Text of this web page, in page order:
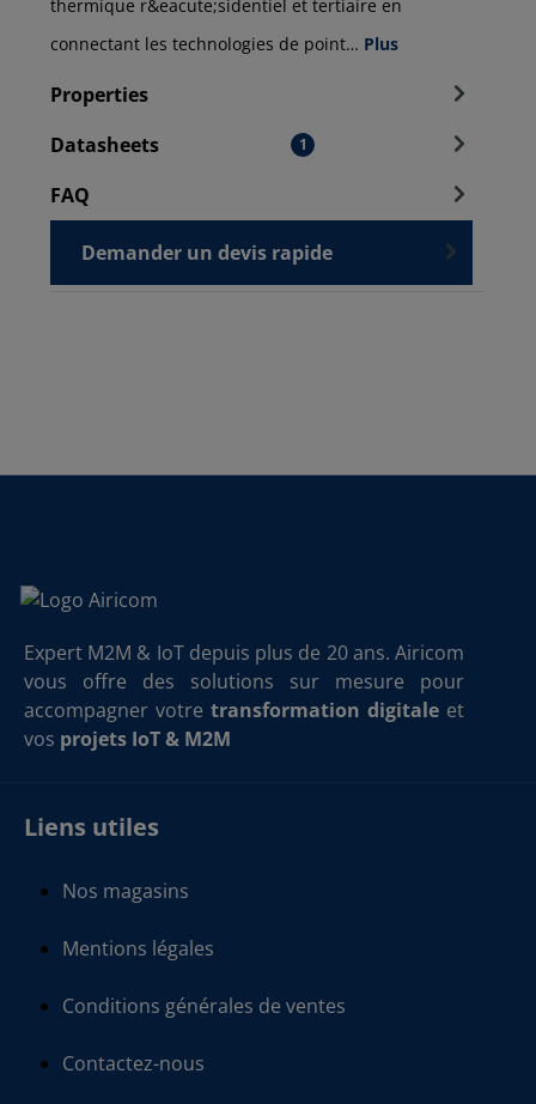
thermique r&eacute;sidentiel et tertiaire en
connectant les technologies de point… Plus
Properties
Datasheets
1
FAQ
Demander un devis rapide
Expert M2M & IoT depuis plus de 20 ans. Airicom
vous offre des solutions sur mesure pour
accompagner votre transformation digitale et
vos projets IoT & M2M
Liens utiles
Nos magasins
Mentions légales
Conditions générales de ventes
Contactez-nous